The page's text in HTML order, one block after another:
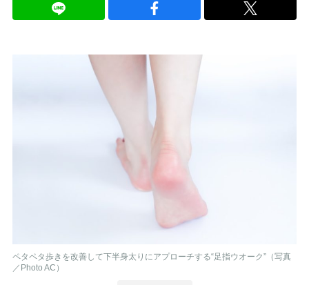
ペタペタ歩きを改善して下半身太りにアプローチする“足指ウオーク”（写真
／Photo AC）